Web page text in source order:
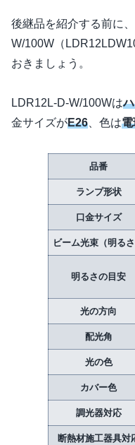
後継品を紹介する前に
W/100W（
おきましょう。
LDR12L-D-W/100Wは
金サイズがE26 、色は電
品番
ランプ形状
口金サイズ
ビーム光束（明るさ
明るさの目安
光の方向
配光角
光の色
カバー色
調光器対応
断熱材施工器具対